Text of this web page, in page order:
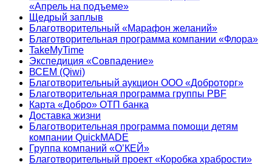
«Апрель на подъеме»
Щедрый заплыв
Благотворительный «Марафон желаний»
Благотворительная программа компании «Флора»
TakeMyTime
Экспедиция «Совпадение»
ВСЕМ (Qiwi)
Благотворительный аукцион ООО «Доброторг»
Благотворительная программа группы PBF
Карта «Добро» ОТП банка
Доставка жизни
Благотворительная программа помощи детям
компании QuickMADE
Группа компаний «О’КЕЙ»
Благотворительный проект «Коробка храбрости»